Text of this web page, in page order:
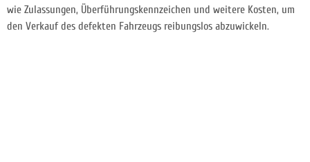
wie Zulassungen, Überführungskennzeichen und weitere Kosten, um
den Verkauf des defekten Fahrzeugs reibungslos abzuwickeln.